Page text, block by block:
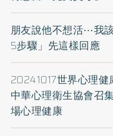
朋友說他不想活⋯我
5步驟」先這樣回應
20241017世界心理
中華心理衛生協會召
場心理健康